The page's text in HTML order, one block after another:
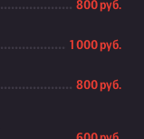
800 руб.
1 000 руб.
800 руб.